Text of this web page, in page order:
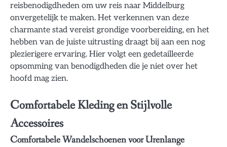
reisbenodigdheden om uw reis naar Middelburg
onvergetelijk te maken. Het verkennen van deze
charmante stad vereist grondige voorbereiding, en het
hebben van de juiste uitrusting draagt bij aan een nog
plezierigere ervaring. Hier volgt een gedetailleerde
opsomming van benodigdheden die je niet over het
hoofd mag zien.
Comfortabele Kleding en Stijlvolle
Accessoires
Comfortabele Wandelschoenen voor Urenlange